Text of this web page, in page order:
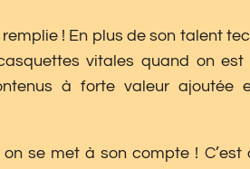
! En plus de son talent
vitales quand on
à forte valeur ajoutée
se met à son compte !